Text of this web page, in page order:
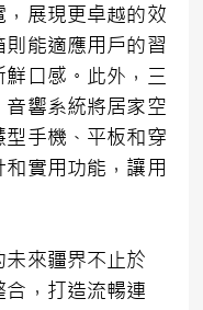
展現更卓越的效
能適應用戶的習
口感。此外，三
響系統將居家空
手機、平板和穿
實用功能，讓用
來疆界不止於
，打造流暢連